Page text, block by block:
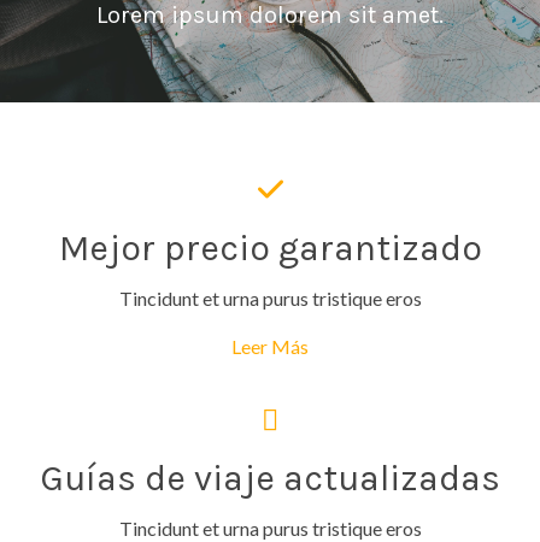
Lorem ipsum dolorem sit amet.
Mejor precio garantizado
Tincidunt et urna purus tristique eros
Leer Más
Guías de viaje actualizadas
Tincidunt et urna purus tristique eros